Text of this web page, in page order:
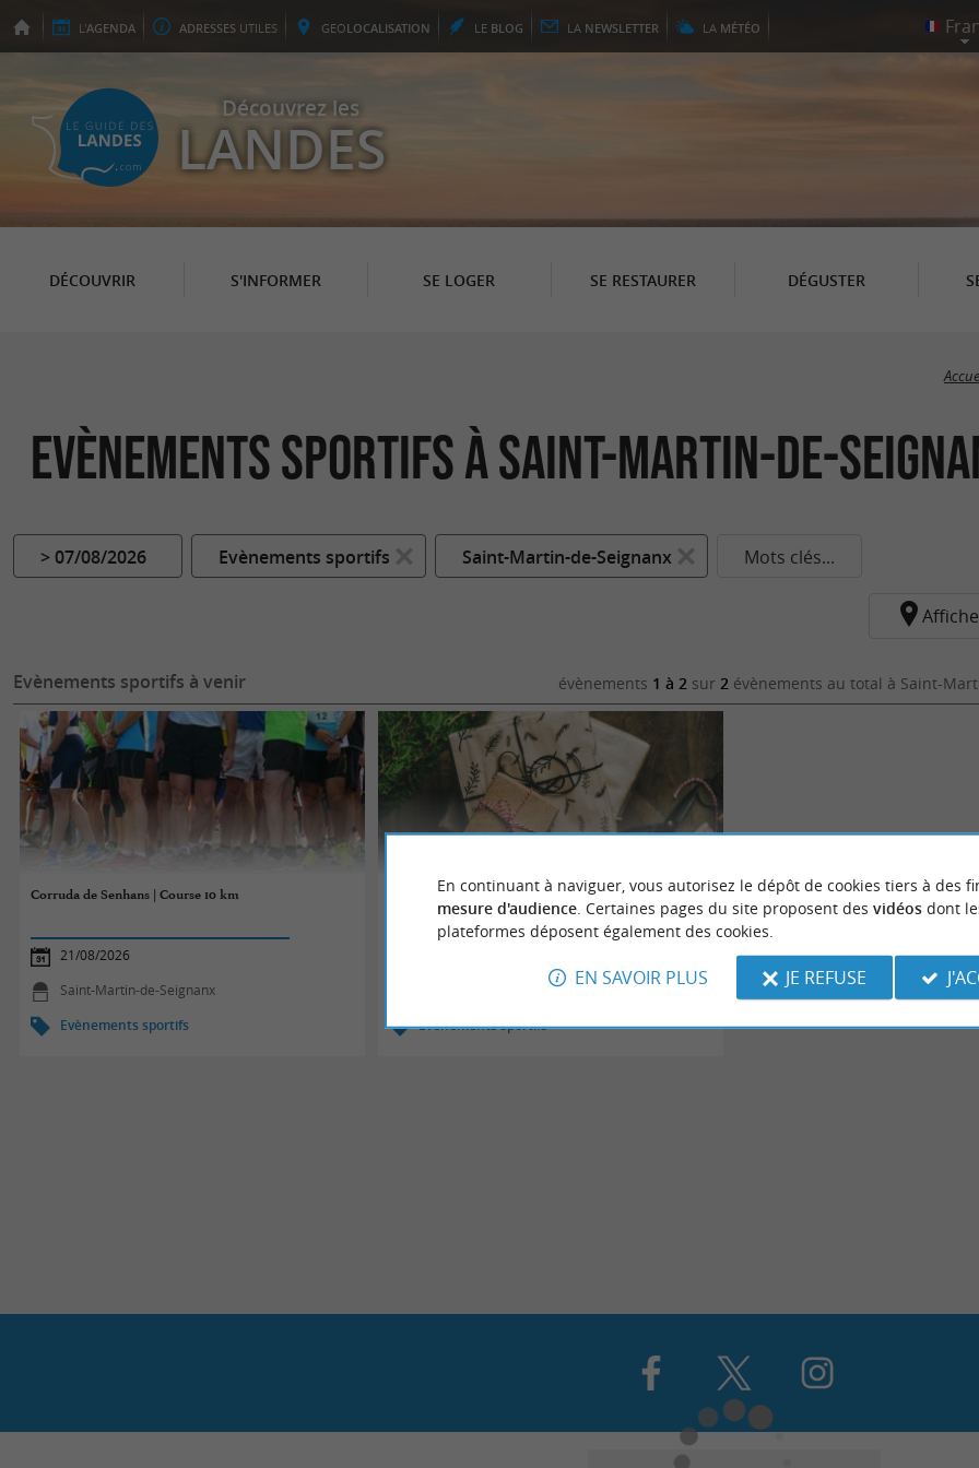
L'AGENDA ADRESSES UTILES GEOLOCALISATION LE BLOG LA NEWSLETTER LA MÉTÉO
Découvrez les
LANDES
DÉCOUVRIR S'INFORMER SE LOGER SE RESTAURER DÉGUSTER
Evènements sportifs à Saint-Martin-de-
> 07/08/2026 Evènements sportifs Saint-Martin-de-Seignanx Mots clés...
Evènements sportifs à venir évènements 1 à 2 sur 2 évènements au total à Saint-
Corruda de Senhans | Course 10 km
21/08/2026
Saint-Martin-de-Seignanx
Evènements sportifs
Fabrication de Noël
Saint-Martin-de-Seignanx
Evènements sportifs
En continuant à naviguer, vous autorisez le dépôt de cookies tiers à des
mesure d'audience. Certaines pages du site proposent des vidéosdont
plateformes déposent également des cookies.
EN SAVOIR PLUS JE REFUSE